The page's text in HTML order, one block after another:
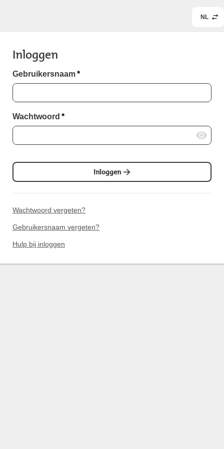
NL
Inloggen
Gebruikersnaam*
Wachtwoord *
Inloggen
Wachtwoord vergeten?
Gebruikersnaam vergeten?
Hulp bij inloggen